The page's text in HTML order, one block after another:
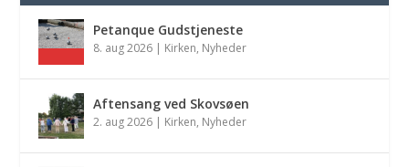
Petanque Gudstjeneste
8. aug 2026 | Kirken, Nyheder
Aftensang ved Skovsøen
2. aug 2026 | Kirken, Nyheder